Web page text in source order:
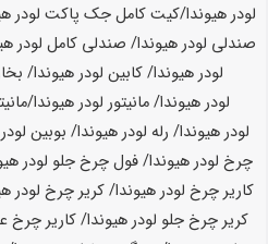
لودرهیوندا/کیت کامل جک پاکت لودر
صندلی لودرهیوندا/ صندلی کامل لودر
لودرهیوندا/ کابین لودرهیوندا/
لودرهیوندا/ مانیتور لودرهیوندا/
لودرهیوندا/ رله لودرهیوندا/ بوبین لودر
چرخ لودرهیوندا/ فول چرخ جلو لودر
کاریر چرخ لودرهیوندا/ کریر چرخ لودر
کریر چرخ جلو لودرهیوندا/ کاریر چرخ